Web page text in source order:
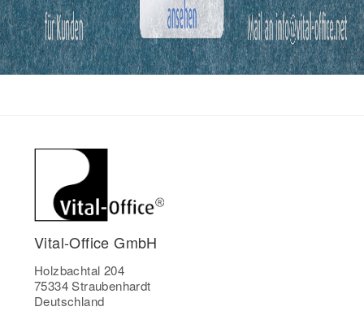
Vital-Office GmbH
Holzbachtal 204
75334 Straubenhardt
Deutschland